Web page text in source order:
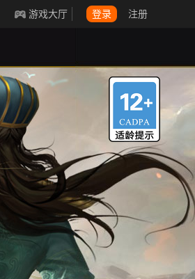
游戏大厅 登录 注册